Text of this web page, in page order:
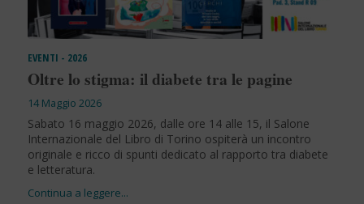
EVENTI - 2026
Oltre lo stigma: il diabete tra le pagine
14 Maggio 2026
Sabato 16 maggio 2026, dalle ore 14 alle 15, il Salone
Internazionale del Libro di Torino ospiterà un incontro
originale e ricco di spunti dedicato al rapporto tra diabete
e letteratura.